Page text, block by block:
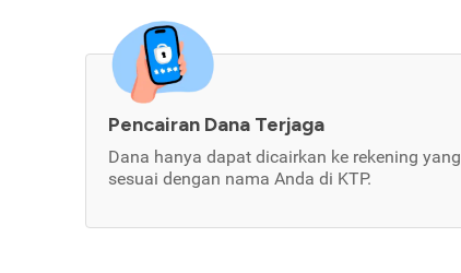
Pencairan Dana Terjaga
Dana hanya dapat dicairkan ke rekening yang
sesuai dengan nama Anda di KTP.